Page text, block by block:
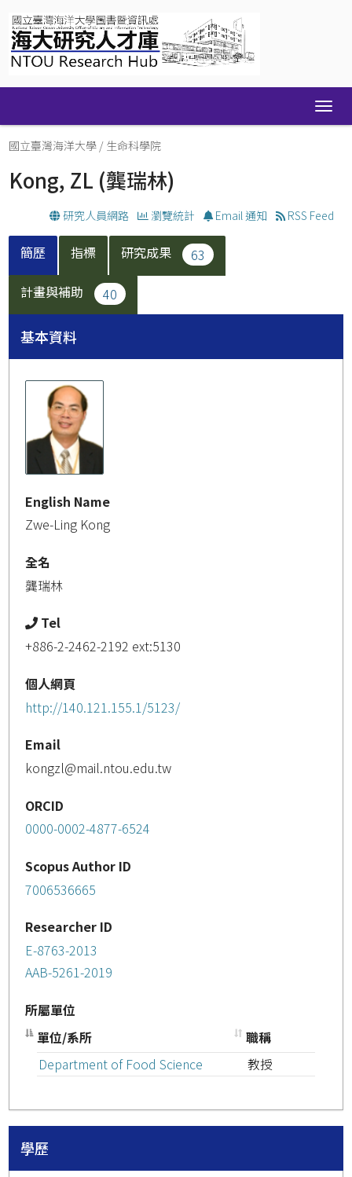
navigation
國立臺灣海洋大學 / 生命科學院
Kong, ZL (龔瑞林)
研究人員網路 瀏覽統計 Email 通知 RSS Feed
簡歷 指標 研究成果
63
計畫與補助
40
基本資料
English Name
Zwe-Ling Kong
全名
龔瑞林
Tel
+886-2-2462-2192 ext:5130
個人網頁
http://140.121.155.1/5123/
Email
kongzl@mail.ntou.edu.tw
ORCID
0000-0002-4877-6524
Scopus Author ID
7006536665
Researcher ID
E-8763-2013
AAB-5261-2019
所屬單位
單位/系所
職稱
Department of Food Science
教授
學歷